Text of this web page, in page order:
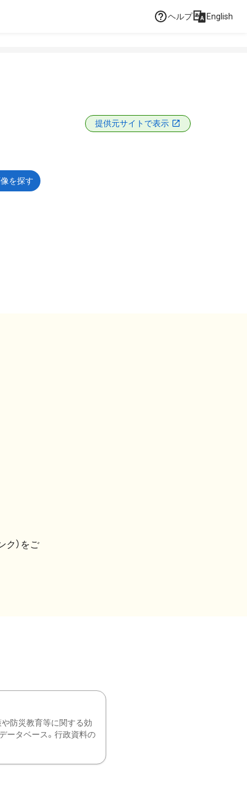
ヘルプ English
提供元サイトで表示
を探す
ク）をご
防災教育等に関する効
ータベース。行政資料の